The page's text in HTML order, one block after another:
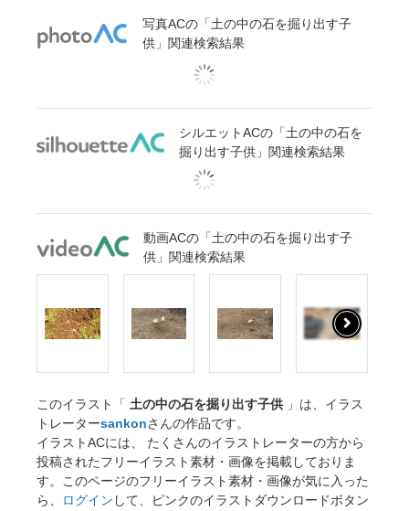
写真ACの「土の中の石を掘り出す子
供」関連検索結果
シルエットACの「土の中の石を
掘り出す子供」関連検索結果
動画ACの「土の中の石を掘り出す子
供」関連検索結果
このイラスト「 土の中の石を掘り出す子供 」は、イラス
トレーターsankonさんの作品です。
イラストACには、 たくさんのイラストレーターの方から
投稿されたフリーイラスト素材・画像を掲載しておりま
す。このページのフリーイラスト素材・画像が気に入った
ら、
ログイン して、ピンクのイラストダウンロードボタン